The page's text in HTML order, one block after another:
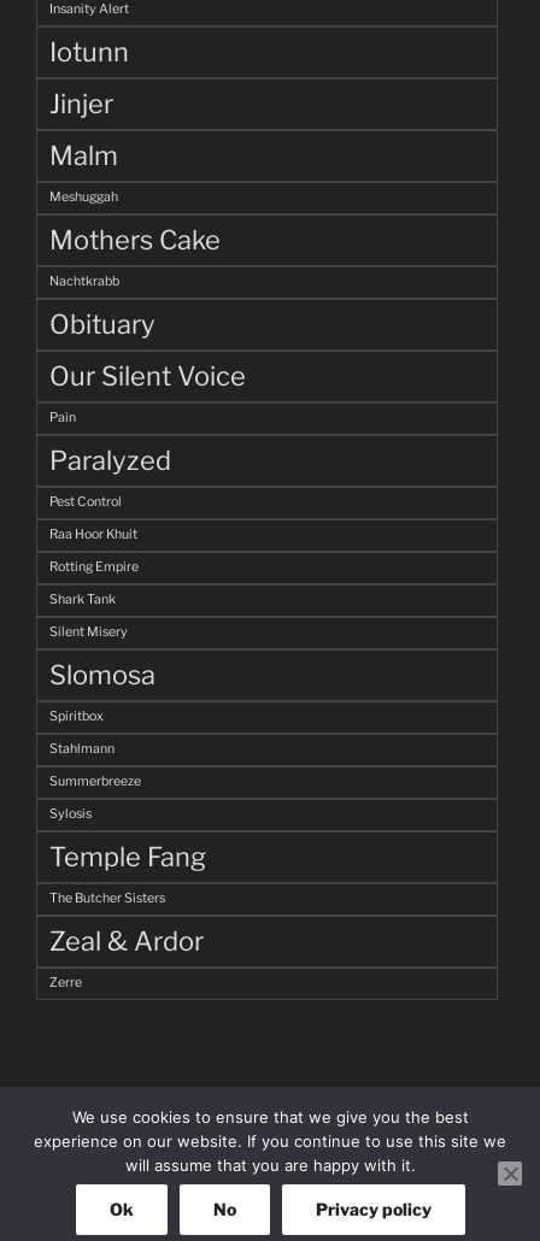
Insanity Alert
Iotunn
Jinjer
Malm
Meshuggah
Mothers Cake
Nachtkrabb
Obituary
Our Silent Voice
Pain
Paralyzed
Pest Control
Raa Hoor Khuit
Rotting Empire
Shark Tank
Silent Misery
Slomosa
Spiritbox
Stahlmann
Summerbreeze
Sylosis
Temple Fang
The Butcher Sisters
Zeal & Ardor
Zerre
facebookInstagram
We use cookies to ensure that we give you the best
experience on our website. If you continue to use this site we
will assume that you are happy with it.
Ok No Privacy policy